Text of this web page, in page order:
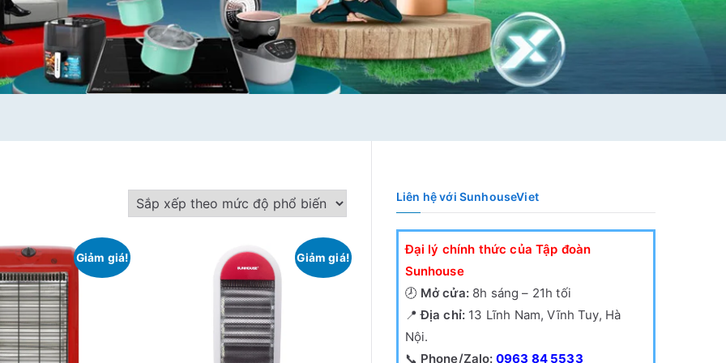
Giảm giá! Giảm giá!
Liên hệ với SunhouseViet
Đại lý chính thức của Tập đoàn
Sunhouse
🕗 Mở cửa:8h sáng – 21h tối
📍Địa chỉ: 13 Lĩnh Nam, Vĩnh Tuy, Hà
Nội.
📞 Phone/Zalo: 0963 84 5533